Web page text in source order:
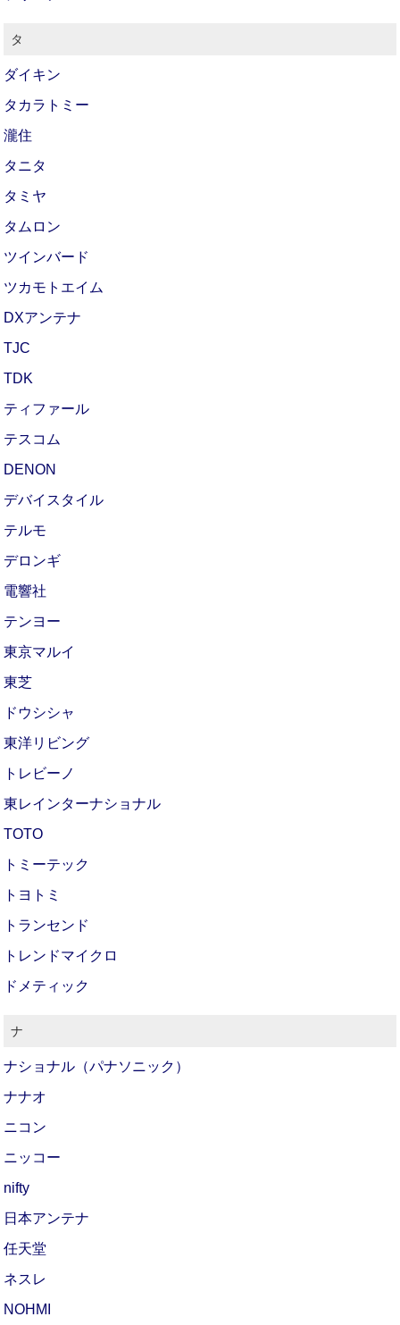
タ
ダイキン
タカラトミー
瀧住
タニタ
タミヤ
タムロン
ツインバード
ツカモトエイム
DXアンテナ
TJC
TDK
ティファール
テスコム
DENON
デバイスタイル
テルモ
デロンギ
電響社
テンヨー
東京マルイ
東芝
ドウシシャ
東洋リビング
トレビーノ
東レインターナショナル
TOTO
トミーテック
トヨトミ
トランセンド
トレンドマイクロ
ドメティック
ナ
ナショナル（パナソニック）
ナナオ
ニコン
ニッコー
nifty
日本アンテナ
任天堂
ネスレ
NOHMI